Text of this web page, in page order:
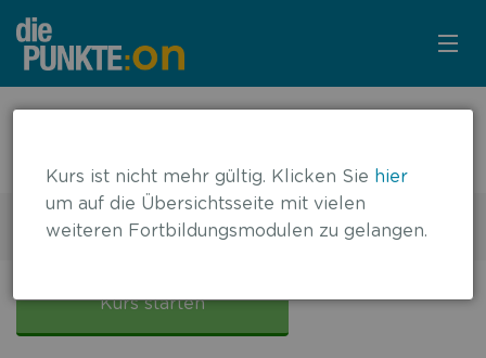
KURSÜBERSICHT
LOGIN
KOSTENLOS ANMELDEN
Update Hepatitis B, C, D
2 DFP-Punkte
Hepatitis Kurs starten
Kurs ist nicht mehr gültig. Klicken Sie hier
um auf die Übersichtsseite mit vielen
weiteren Fortbildungsmodulen zu gelangen.